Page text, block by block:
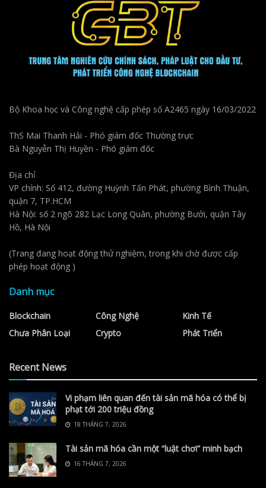
Bộ Khoa học và Công nghệ cấp phép số A2465 ngày 16/03/2022
ThS Mai Thanh Hải - Phó giám đốc Thường trực
Bà Nguyễn Thị Huyền - Phó giám đốc
Địa chỉ
VP chính: Số 412, đường Huỳnh Tấn Phát, phường Bình Thuận,
quận 7, TP.HCM
Hà Nội: số 2 ngõ 282 Lạc Long Quân, phường Bưởi, quận Tây
Hồ, Hà Nội
(Trang đang hoạt động thử nghiệm, trong khi chờ được cấp
phép hoạt động )
Danh mục
Blockchain
Chưa Phân Loại
Công Nghệ
Crypto
Kinh Tế
Phát Triển
Recent News
Vi phạm liên quan đến tài sản mã hóa có thể bị
phạt tới 200 triệu đồng
18 THÁNG 7, 2026
Tài sản mã hóa cần một “luật chơi” minh bạch
16 THÁNG 7, 2026